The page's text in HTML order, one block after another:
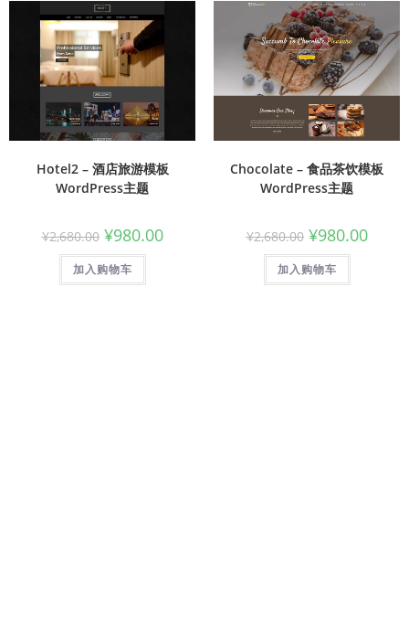
Hotel2 – 酒店旅游模板
WordPress主题
¥2,680.00 ¥980.00
加入购物车
Chocolate – 食品茶饮模板
WordPress主题
¥2,680.00 ¥980.00
加入购物车